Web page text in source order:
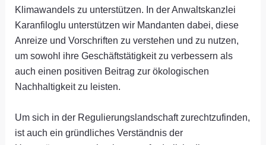
Klimawandels zu unterstützen. In der Anwaltskanzlei
Karanfiloglu unterstützen wir Mandanten dabei, diese
Anreize und Vorschriften zu verstehen und zu nutzen,
um sowohl ihre Geschäftstätigkeit zu verbessern als
auch einen positiven Beitrag zur ökologischen
Nachhaltigkeit zu leisten.
Um sich in der Regulierungslandschaft zurechtzufinden,
ist auch ein gründliches Verständnis der